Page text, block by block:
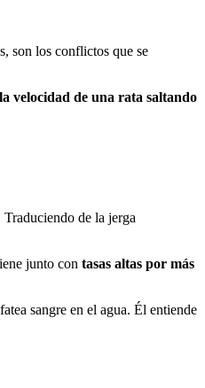
son los conflictos que se
velocidad de una rata saltando
Traduciendo de la jerga
junto con tasas altas por más
sangre en el agua. Él entiende